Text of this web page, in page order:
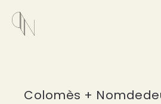
Colomès +